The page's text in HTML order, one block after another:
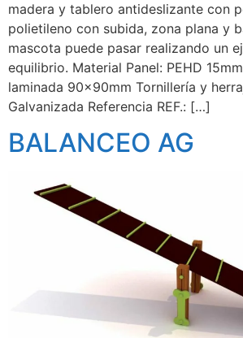
madera y tablero antideslizante con
polietileno con subida, zona plana y
mascota puede pasar realizando un
equilibrio. Material Panel: PEHD
laminada 90x90mm Tornillería y
Galvanizada Referencia REF.: […]
BALANCEO AG